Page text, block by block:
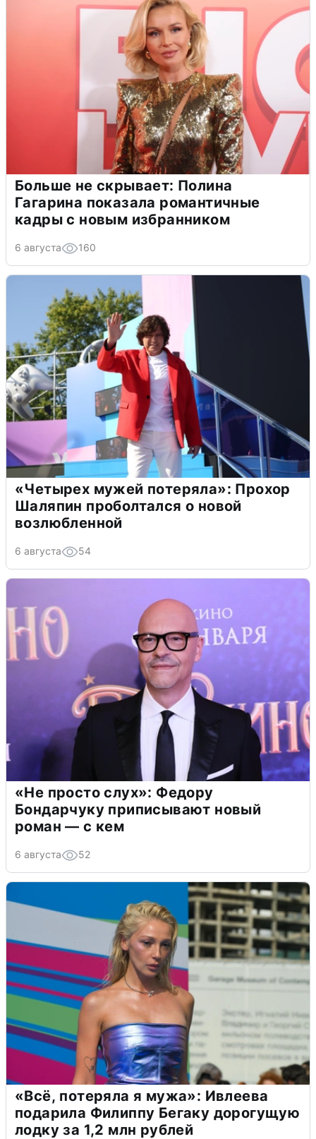
Больше не скрывает: Полина
Гагарина показала романтичные
кадры с новым избранником
6 августа 160
«Четырех мужей потеряла»: Прохор
Шаляпин проболтался о новой
возлюбленной
6 августа 54
«Не просто слух»: Федору
Бондарчуку приписывают новый
роман — с кем
6 августа 52
«Всё, потеряла я мужа»: Ивлеева
подарила Филиппу Бегаку дорогущую
лодку за 1,2 млн рублей